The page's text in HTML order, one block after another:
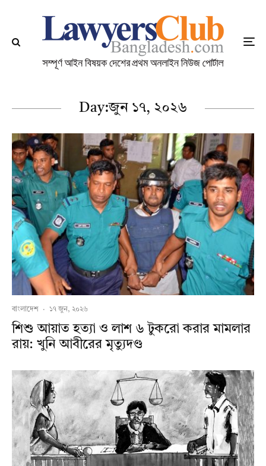
Day:জুন ১৭, ২০২৬
বাংলাদেশ · ১৭ জুন, ২০২৬
শিশু আয়াত হত্যা ও লাশ ৬ টুকরো করার মামলার
রায়: খুনি আবীরের মৃত্যুদণ্ড